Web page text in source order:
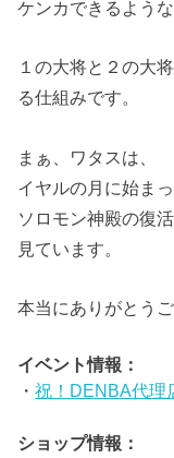
ケンカできるよう
１の大将と２の大
る仕組みです。
まぁ、ワタスは、
イヤルの月に始ま
ソロモン神殿の復
見ています。
本当にありがとうご
イベント情報：
・祝！DENBA代理
ショップ情報：